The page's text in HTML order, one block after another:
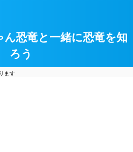
恐竜と一緒に恐竜を知
ろう
ます